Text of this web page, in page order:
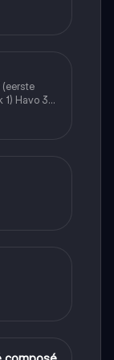
(eerste
1) Havo 3